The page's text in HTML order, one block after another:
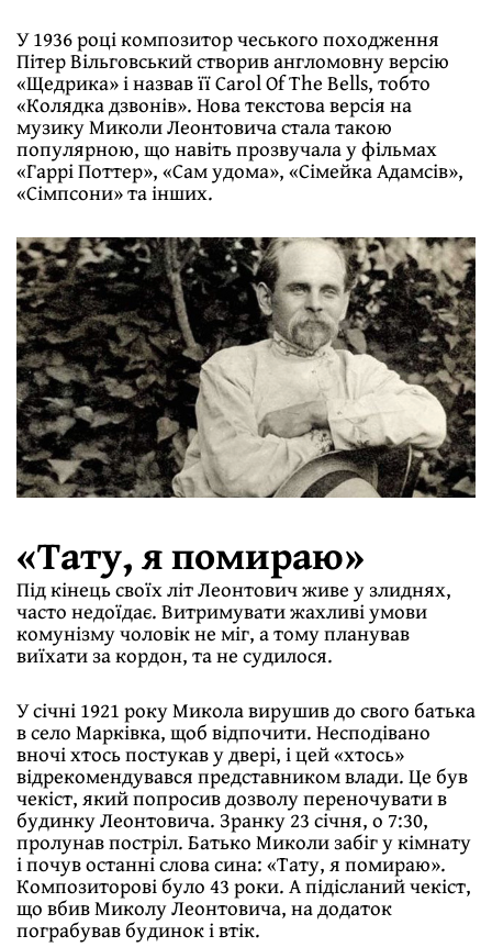
У 1936 році композитор чеського походження
Пітер Вільговський створив англомовну версію
«Щедрика» і назвав її Carol Of The Bells, тобто
«Колядка дзвонів». Нова текстова версія на
музику Миколи Леонтовича стала такою
популярною, що навіть прозвучала у фільмах
«Гаррі Поттер», «Сам удома», «Сімейка Адамсів»,
«Сімпсони» та інших.
«Тату, я помираю»
Під кінець своїх літ Леонтович живе у злиднях,
часто недоїдає. Витримувати жахливі умови
комунізму чоловік не міг, а тому планував
виїхати за кордон, та не судилося.
У січні 1921 року Микола вирушив до свого батька
в село Марківка, щоб відпочити. Несподівано
вночі хтось постукав у двері, і цей «хтось»
відрекомендувався представником влади. Це був
чекіст, який попросив дозволу переночувати в
будинку Леонтовича. Зранку 23 січня, о 7:30,
пролунав постріл. Батько Миколи забіг у кімнату
і почув останні слова сина: «Тату, я помираю».
Композиторові було 43 роки. А підісланий чекіст,
що вбив Миколу Леонтовича, на додаток
пограбував будинок і втік.